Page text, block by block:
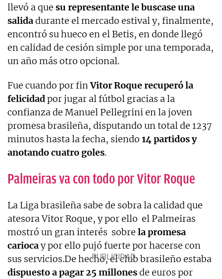
llevó a que su representante le buscase una
salidadurante el mercado estival y, finalmente,
encontró su hueco en el Betis, en donde llegó
en calidad de cesión simple por una temporada,
un año más otro opcional.
Fue cuando por finVitor Roque recuperó la
felicidadpor jugar al fútbol gracias a la
confianza de Manuel Pellegrini en la joven
promesa brasileña, disputando un total de 1237
minutos hasta la fecha, siendo 14 partidos y
anotando cuatro goles.
Palmeiras va con todo por Vitor Roque
La Liga brasileña sabe de sobra la calidad que
atesora Vitor Roque, y por ello el Palmeiras
mostró un gran interés sobre la promesa
cariocay por ello pujó fuerte por hacerse con
sus servicios.De hecho, el club brasileño estaba
dispuesto a pagar 25 millonesde euros por